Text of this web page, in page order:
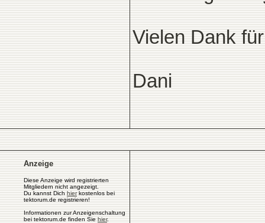
Vielen Dank
Dani
Anzeige
Diese Anzeige wird registrierten
Mitgliedern nicht angezeigt.
Du kannst Dich hierkostenlos bei
tektorum.de registrieren!
Informationen zur Anzeigenschaltung
bei tektorum.de finden Sie hier.